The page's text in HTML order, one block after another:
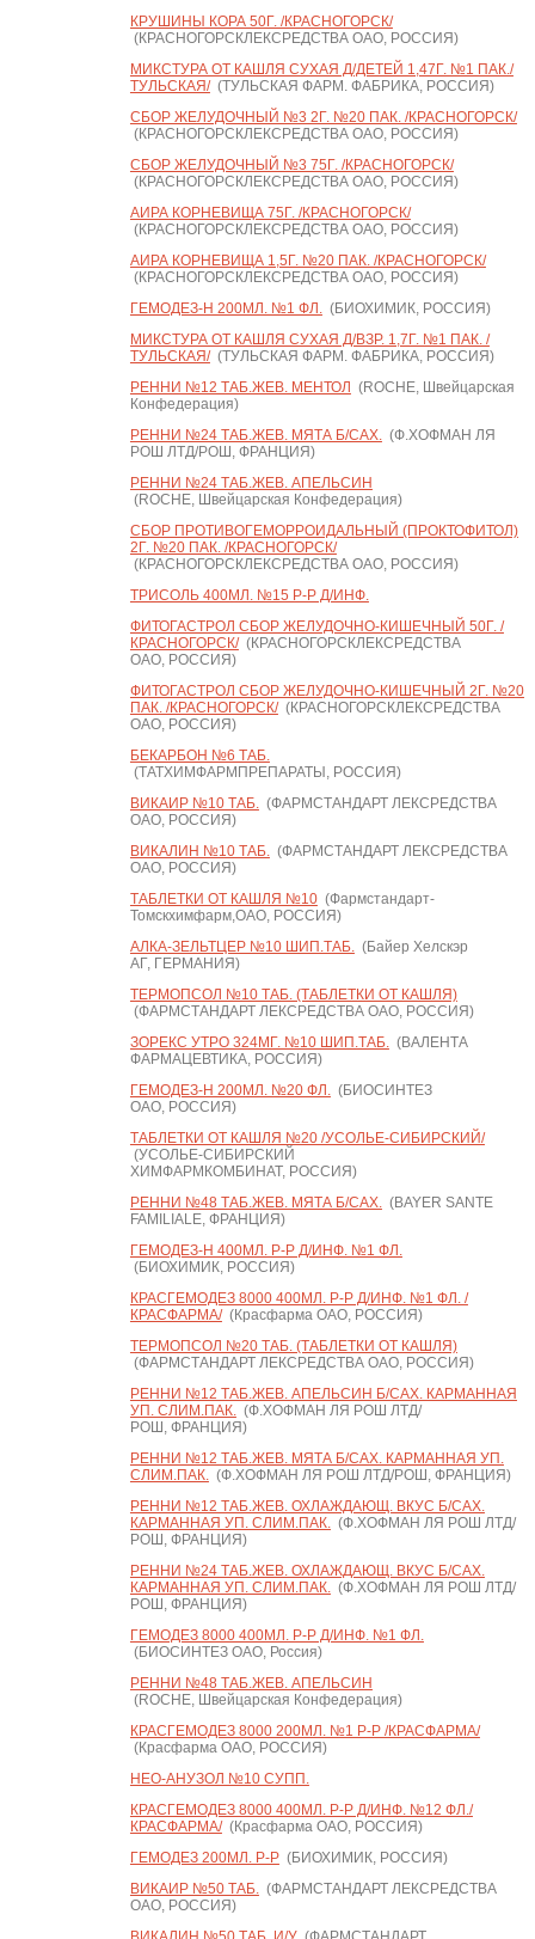
КРУШИНЫ КОРА 50Г. /КРАСНОГОРСК/
(КРАСНОГОРСКЛЕКСРЕДСТВА ОАО, РОССИЯ)
МИКСТУРА ОТ КАШЛЯ СУХАЯ Д/ДЕТЕЙ 1,47Г. №1 ПАК./
ТУЛЬСКАЯ/(ТУЛЬСКАЯ ФАРМ. ФАБРИКА, РОССИЯ)
СБОР ЖЕЛУДОЧНЫЙ №3 2Г. №20 ПАК. /КРАСНОГОРСК/
(КРАСНОГОРСКЛЕКСРЕДСТВА ОАО, РОССИЯ)
СБОР ЖЕЛУДОЧНЫЙ №3 75Г. /КРАСНОГОРСК/
(КРАСНОГОРСКЛЕКСРЕДСТВА ОАО, РОССИЯ)
АИРА КОРНЕВИЩА 75Г. /КРАСНОГОРСК/
(КРАСНОГОРСКЛЕКСРЕДСТВА ОАО, РОССИЯ)
АИРА КОРНЕВИЩА 1,5Г. №20 ПАК. /КРАСНОГОРСК/
(КРАСНОГОРСКЛЕКСРЕДСТВА ОАО, РОССИЯ)
ГЕМОДЕЗ-Н 200МЛ. №1 ФЛ.(БИОХИМИК, РОССИЯ)
МИКСТУРА ОТ КАШЛЯ СУХАЯ Д/ВЗР. 1,7Г. №1 ПАК. /
ТУЛЬСКАЯ/(ТУЛЬСКАЯ ФАРМ. ФАБРИКА, РОССИЯ)
РЕННИ №12 ТАБ.ЖЕВ. МЕНТОЛ (ROCHE, Швейцарская
Конфедерация)
РЕННИ №24 ТАБ.ЖЕВ. МЯТА Б/САХ.(Ф.ХОФМАН ЛЯ
РОШ ЛТД/РОШ, ФРАНЦИЯ)
РЕННИ №24 ТАБ.ЖЕВ. АПЕЛЬСИН
(ROCHE, Швейцарская Конфедерация)
СБОР ПРОТИВОГЕМОРРОИДАЛЬНЫЙ (ПРОКТОФИТОЛ)
2Г. №20 ПАК. /КРАСНОГОРСК/
(КРАСНОГОРСКЛЕКСРЕДСТВА ОАО, РОССИЯ)
ТРИСОЛЬ 400МЛ. №15 Р-Р Д/ИНФ.
ФИТОГАСТРОЛ СБОР ЖЕЛУДОЧНО-КИШЕЧНЫЙ 50Г. /
КРАСНОГОРСК/(КРАСНОГОРСКЛЕКСРЕДСТВА
ОАО, РОССИЯ)
ФИТОГАСТРОЛ СБОР ЖЕЛУДОЧНО-КИШЕЧНЫЙ 2Г. №20
ПАК. /КРАСНОГОРСК/(КРАСНОГОРСКЛЕКСРЕДСТВА
ОАО, РОССИЯ)
БЕКАРБОН №6 ТАБ.
(ТАТХИМФАРМПРЕПАРАТЫ, РОССИЯ)
ВИКАИР №10 ТАБ.(ФАРМСТАНДАРТ ЛЕКСРЕДСТВА
ОАО, РОССИЯ)
ВИКАЛИН №10 ТАБ.(ФАРМСТАНДАРТ ЛЕКСРЕДСТВА
ОАО, РОССИЯ)
ТАБЛЕТКИ ОТ КАШЛЯ №10(Фармстандарт-
Томскхимфарм,ОАО, РОССИЯ)
АЛКА-ЗЕЛЬТЦЕР №10 ШИП.ТАБ.(Байер Хелскэр
АГ, ГЕРМАНИЯ)
ТЕРМОПСОЛ №10 ТАБ. (ТАБЛЕТКИ ОТ КАШЛЯ)
(ФАРМСТАНДАРТ ЛЕКСРЕДСТВА ОАО, РОССИЯ)
ЗОРЕКС УТРО 324МГ. №10 ШИП.ТАБ.(ВАЛЕНТА
ФАРМАЦЕВТИКА, РОССИЯ)
ГЕМОДЕЗ-Н 200МЛ. №20 ФЛ.(БИОСИНТЕЗ
ОАО, РОССИЯ)
ТАБЛЕТКИ ОТ КАШЛЯ №20 /УСОЛЬЕ-СИБИРСКИЙ/
(УСОЛЬЕ-СИБИРСКИЙ
ХИМФАРМКОМБИНАТ, РОССИЯ)
РЕННИ №48 ТАБ.ЖЕВ. МЯТА Б/САХ.(BAYER SANTE
FAMILIALE, ФРАНЦИЯ)
ГЕМОДЕЗ-Н 400МЛ. Р-Р Д/ИНФ. №1 ФЛ.
(БИОХИМИК, РОССИЯ)
КРАСГЕМОДЕЗ 8000 400МЛ. Р-Р Д/ИНФ. №1 ФЛ. /
КРАСФАРМА/(Красфарма ОАО, РОССИЯ)
ТЕРМОПСОЛ №20 ТАБ. (ТАБЛЕТКИ ОТ КАШЛЯ)
(ФАРМСТАНДАРТ ЛЕКСРЕДСТВА ОАО, РОССИЯ)
РЕННИ №12 ТАБ.ЖЕВ. АПЕЛЬСИН Б/САХ. КАРМАННАЯ
УП. СЛИМ.ПАК.(Ф.ХОФМАН ЛЯ РОШ ЛТД/
РОШ, ФРАНЦИЯ)
РЕННИ №12 ТАБ.ЖЕВ. МЯТА Б/САХ. КАРМАННАЯ УП.
СЛИМ.ПАК.(Ф.ХОФМАН ЛЯ РОШ ЛТД/РОШ, ФРАНЦИЯ)
РЕННИ №12 ТАБ.ЖЕВ. ОХЛАЖДАЮЩ. ВКУС Б/САХ.
КАРМАННАЯ УП. СЛИМ.ПАК.(Ф.ХОФМАН ЛЯ РОШ ЛТД/
РОШ, ФРАНЦИЯ)
РЕННИ №24 ТАБ.ЖЕВ. ОХЛАЖДАЮЩ. ВКУС Б/САХ.
КАРМАННАЯ УП. СЛИМ.ПАК.(Ф.ХОФМАН ЛЯ РОШ ЛТД/
РОШ, ФРАНЦИЯ)
ГЕМОДЕЗ 8000 400МЛ. Р-Р Д/ИНФ. №1 ФЛ.
(БИОСИНТЕЗ ОАО, Россия)
РЕННИ №48 ТАБ.ЖЕВ. АПЕЛЬСИН
(ROCHE, Швейцарская Конфедерация)
КРАСГЕМОДЕЗ 8000 200МЛ. №1 Р-Р /КРАСФАРМА/
(Красфарма ОАО, РОССИЯ)
НЕО-АНУЗОЛ №10 СУПП.
КРАСГЕМОДЕЗ 8000 400МЛ. Р-Р Д/ИНФ. №12 ФЛ./
КРАСФАРМА/(Красфарма ОАО, РОССИЯ)
ГЕМОДЕЗ 200МЛ. Р-Р(БИОХИМИК, РОССИЯ)
ВИКАИР №50 ТАБ.(ФАРМСТАНДАРТ ЛЕКСРЕДСТВА
ОАО, РОССИЯ)